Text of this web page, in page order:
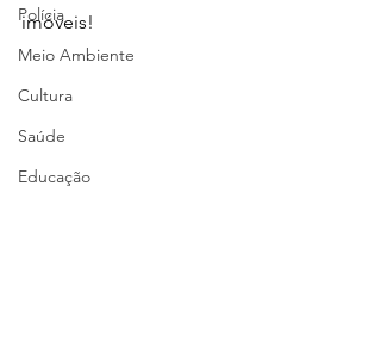
Polícia
Meio Ambiente
Cultura
Saúde
Educação
imóveis!